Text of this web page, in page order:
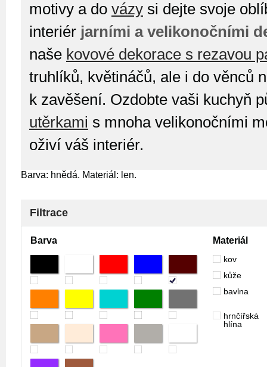
motivy a do vázy si dejte svoje
interiér jarními a velikonočními
naše kovové dekorace s rezavou
truhlíků, květináčů, ale i do věnců
k zavěšení. Ozdobte vaši kuchyň
utěrkami s mnoha velikonočními
oživí váš interiér.
Barva: hnědá. Materiál: len.
Filtrace
Barva Materiál
kov
kůže
bavlna
hrnčířská
hlína